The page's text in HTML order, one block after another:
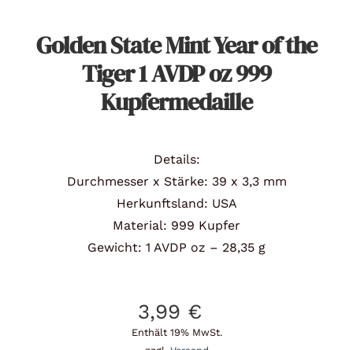
Golden State Mint Year of the
Tiger 1 AVDP oz 999
Kupfermedaille
Details:
Durchmesser x Stärke: 39 x 3,3 mm
Herkunftsland: USA
Material: 999 Kupfer
Gewicht: 1 AVDP oz – 28,35 g
3,99 €
Enthält 19% MwSt.